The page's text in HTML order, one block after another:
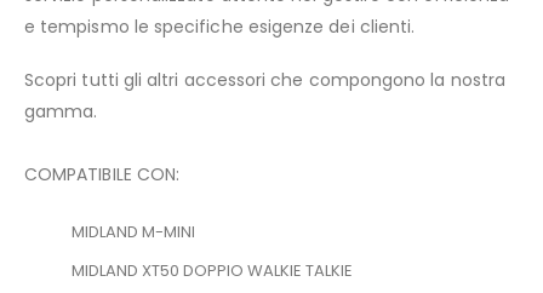
e tempismo le specifiche esigenze dei clienti.
Scopri tutti gli altri accessori che compongono la nostra
gamma.
COMPATIBILE CON:
MIDLAND M-MINI
MIDLAND XT50 DOPPIO WALKIE TALKIE